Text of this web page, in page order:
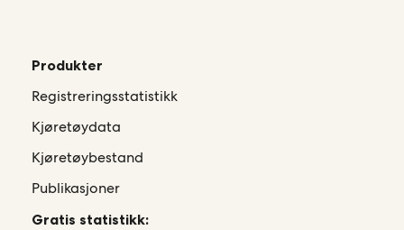
Produkter
Registreringsstatistikk
Kjøretøydata
Kjøretøybestand
Publikasjoner
Gratis statistikk: